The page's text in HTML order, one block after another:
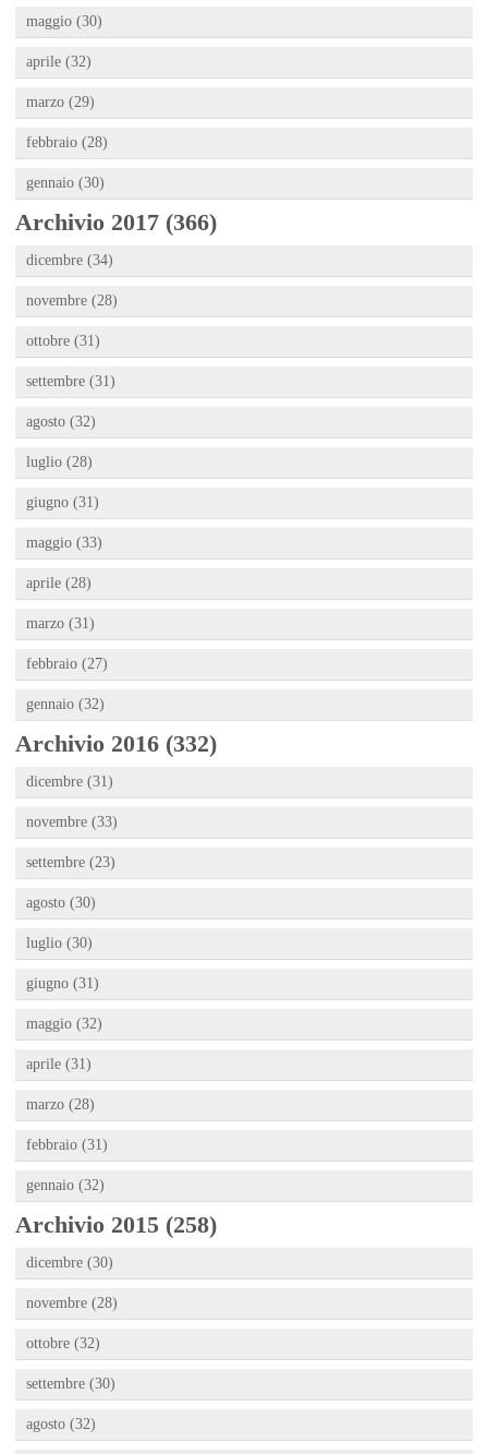
maggio (30)
aprile (32)
marzo (29)
febbraio (28)
gennaio (30)
Archivio 2017 (366)
dicembre (34)
novembre (28)
ottobre (31)
settembre (31)
agosto (32)
luglio (28)
giugno (31)
maggio (33)
aprile (28)
marzo (31)
febbraio (27)
gennaio (32)
Archivio 2016 (332)
dicembre (31)
novembre (33)
settembre (23)
agosto (30)
luglio (30)
giugno (31)
maggio (32)
aprile (31)
marzo (28)
febbraio (31)
gennaio (32)
Archivio 2015 (258)
dicembre (30)
novembre (28)
ottobre (32)
settembre (30)
agosto (32)